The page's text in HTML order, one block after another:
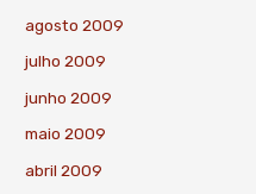
agosto 2009
julho 2009
junho 2009
maio 2009
abril 2009